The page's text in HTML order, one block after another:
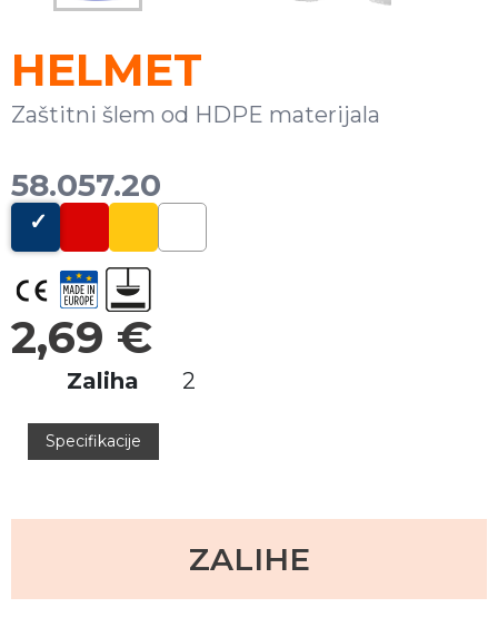
HELMET
Zaštitni šlem od HDPE materijala
58.057.20
2,69 €
Zaliha 2
Specifikacije
ZALIHE